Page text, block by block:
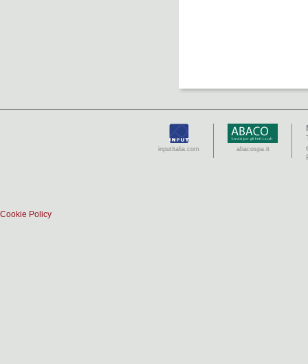
inputitalia.com abacospa.it
Cookie Policy